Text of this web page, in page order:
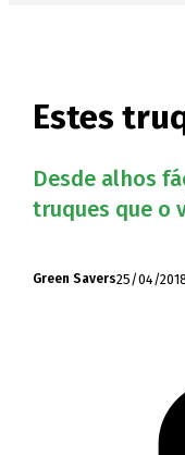
Estes
Desde alhos
truques que o
Green Savers25/04/